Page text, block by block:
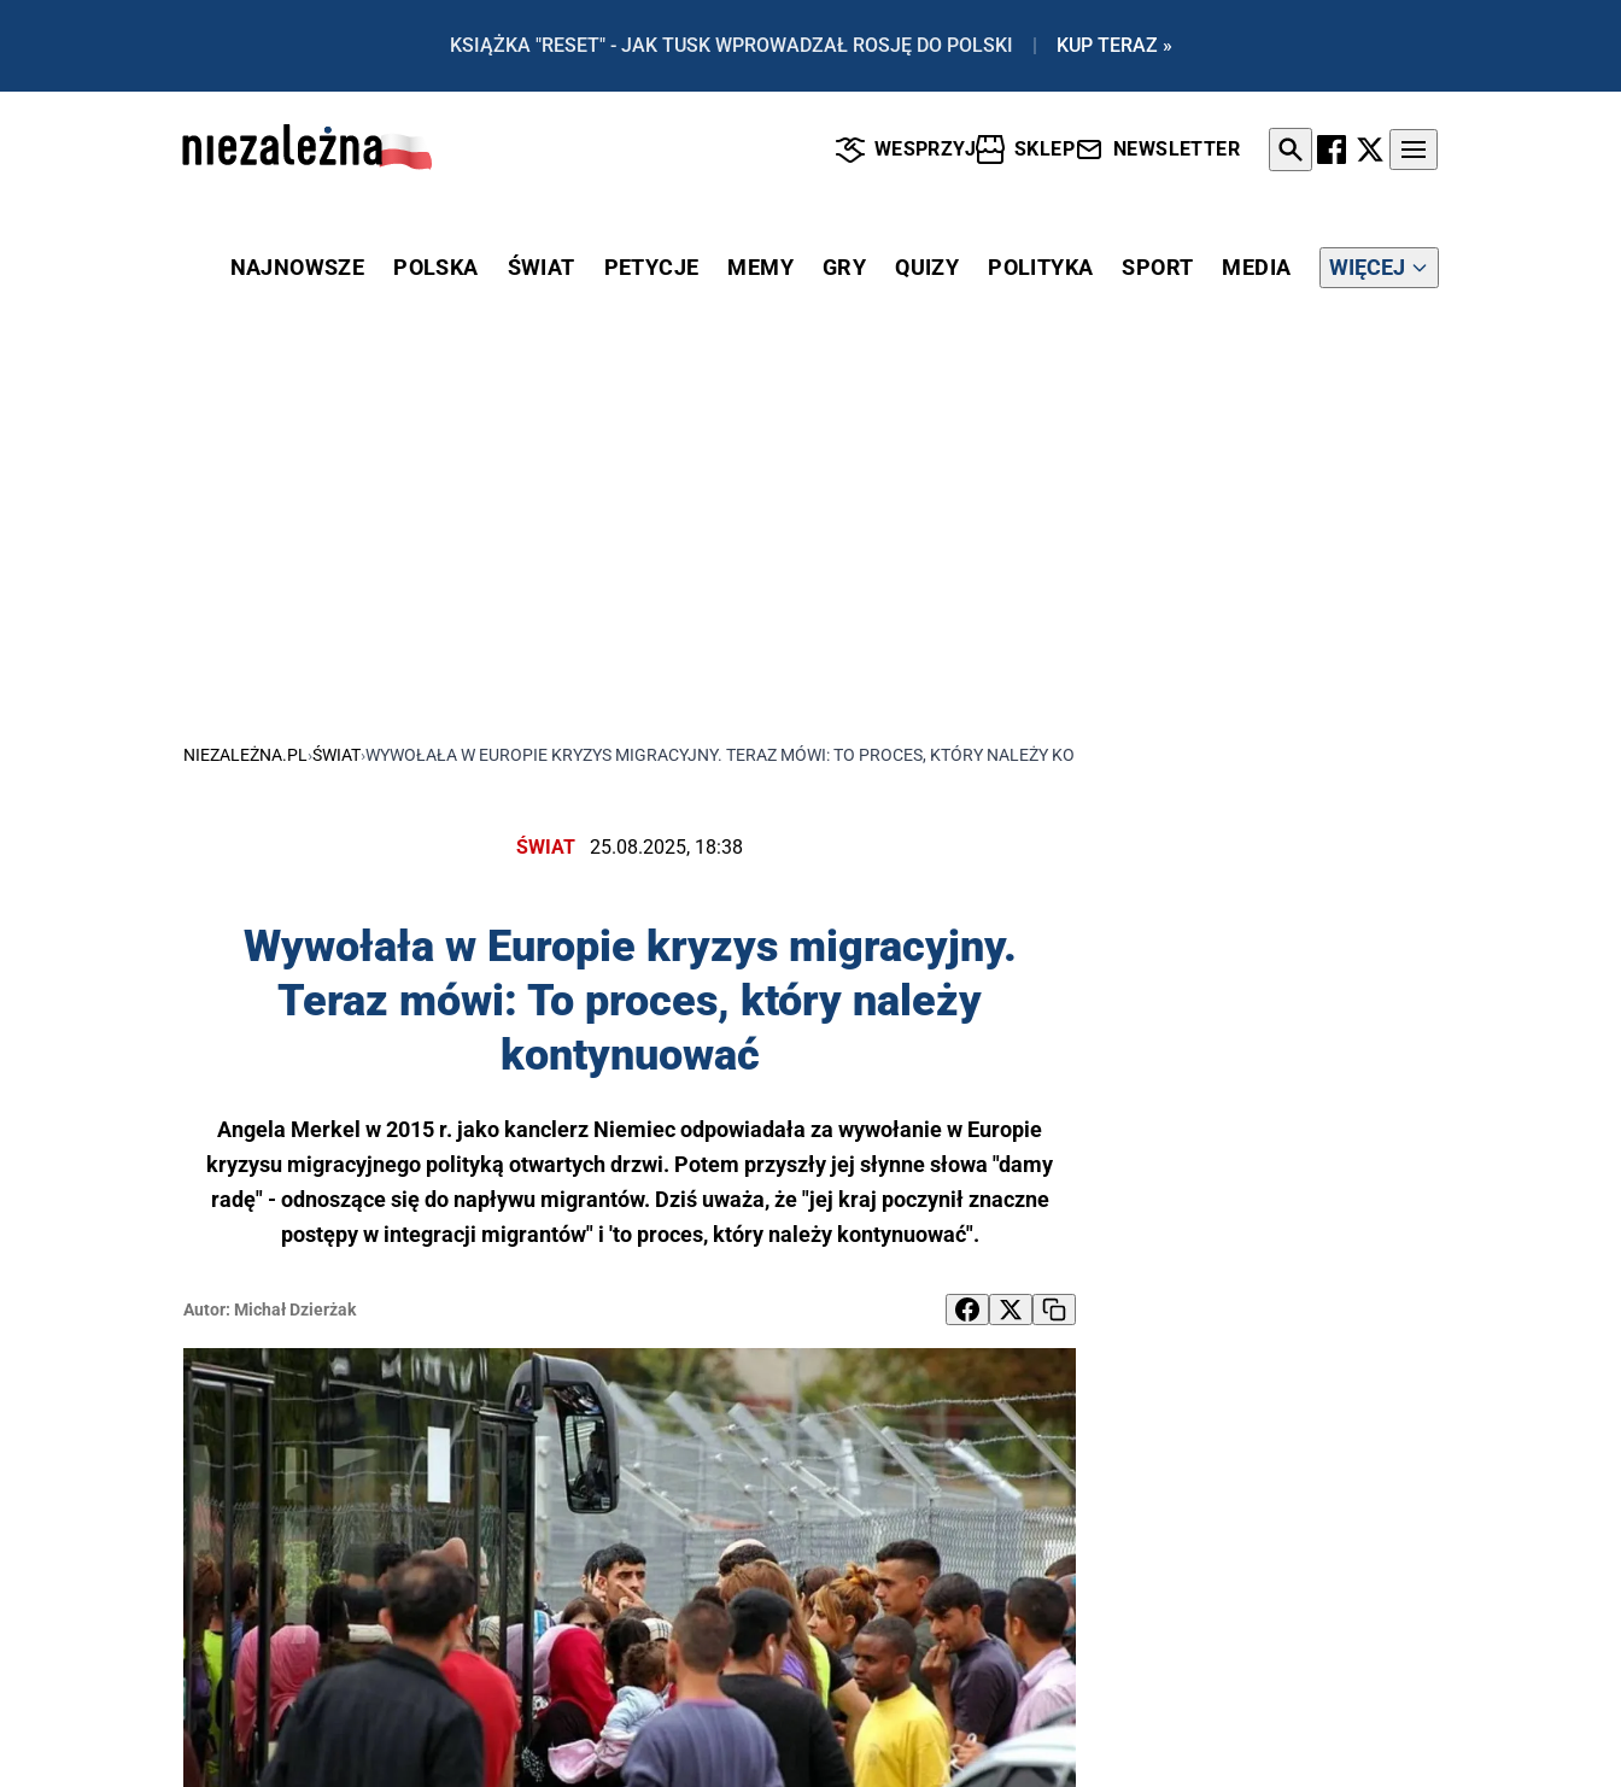
KSIĄŻKA "RESET" - JAK TUSK WPROWADZAŁ ROSJĘ DO POLSKI | KUP TERAZ »
WESPRZYJ SKLEP NEWSLETTER
NAJNOWSZE POLSKA ŚWIAT PETYCJE MEMY GRY QUIZY POLITYKA SPORT MEDIA WIĘCEJ
NIEZALEŻNA.PL ›ŚWIAT›WYWOŁAŁA W EUROPIE KRYZYS MIGRACYJNY. TERAZ MÓWI: TO PROCES, KTÓRY NALEŻY KONTYNUOWAĆ
ŚWIAT 25.08.2025, 18:38
Wywołała w Europie kryzys migracyjny.
Teraz mówi: To proces, który należy
kontynuować
Angela Merkel w 2015 r. jako kanclerz Niemiec odpowiadała za wywołanie w Europie
kryzysu migracyjnego polityką otwartych drzwi. Potem przyszły jej słynne słowa "damy
radę" - odnoszące się do napływu migrantów. Dziś uważa, że "jej kraj poczynił znaczne
postępy w integracji migrantów" i 'to proces, który należy kontynuować".
Autor: Michał Dzierżak